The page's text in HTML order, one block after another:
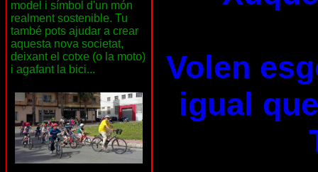
model i símbol d'un món
realment sostenible. Tu
també pots ajudar a crear
aquesta nova societat,
deixant el cotxe (o la moto)
i agafant la bici...
Volen
igual